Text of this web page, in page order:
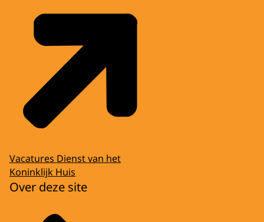
Vacatures Dienst van het
Koninklijk Huis
Over deze site